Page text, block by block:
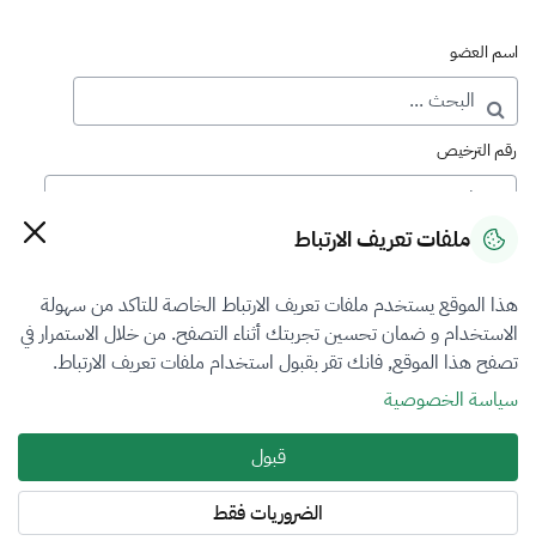
اسم العضو
رقم الترخيص
رقم العضوية
فرع التقييم
الآلات والمعدات والممتلكات المنقولة
نوع العضوية
أساسي
المنطقة
ملفات تعريف الارتباط
هذا الموقع يستخدم ملفات تعريف الارتباط الخاصة للتاكد من سهولة
الاستخدام و ضمان تحسين تجربتك أثناء التصفح. من خلال الاستمرار في
تصفح هذا الموقع, فانك تقر بقبول استخدام ملفات تعريف الارتباط.
سياسة الخصوصية
قبول
الضروريات فقط